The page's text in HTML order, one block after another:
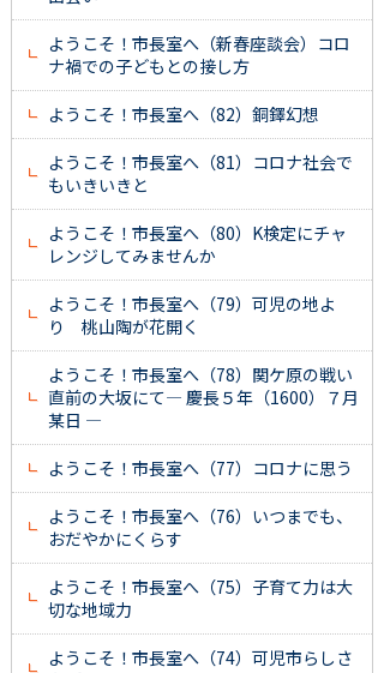
ようこそ！市長室へ（新春座談会）コロ
ナ禍での子どもとの接し方
ようこそ！市長室へ（82）銅鐸幻想
ようこそ！市長室へ（81）コロナ社会で
もいきいきと
ようこそ！市長室へ（80）K検定にチャ
レンジしてみませんか
ようこそ！市長室へ（79）可児の地よ
り 桃山陶が花開く
ようこそ！市長室へ（78）関ケ原の戦い
直前の大坂にて― 慶長５年（1600）７月
某日 ―
ようこそ！市長室へ（77）コロナに思う
ようこそ！市長室へ（76）いつまでも、
おだやかにくらす
ようこそ！市長室へ（75）子育て力は大
切な地域力
ようこそ！市長室へ（74）可児市らしさ